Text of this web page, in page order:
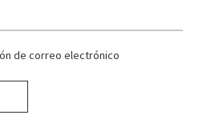
de correo electrónico